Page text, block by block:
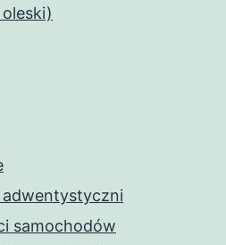
samochodów